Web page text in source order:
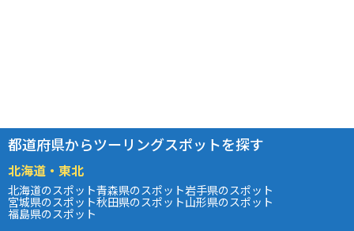
都道府県からツーリングスポットを探す
北海道・東北
北海道のスポット青森県のスポット岩手県のスポット
宮城県のスポット秋田県のスポット山形県のスポット
福島県のスポット